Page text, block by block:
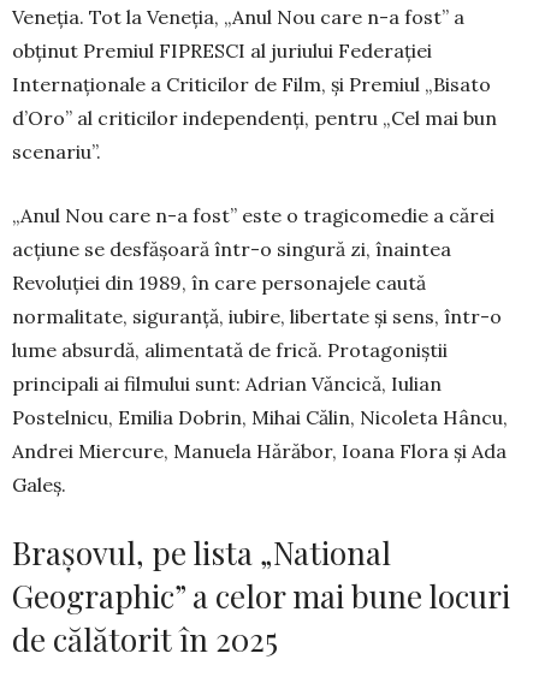
Veneția. Tot la Veneția, „Anul Nou care n-a fost” a
obținut Premiul FIPRESCI al juriului Federaţiei
Internaţionale a Criticilor de Film, şi Premiul „Bisato
d’Oro” al criticilor independenţi, pentru „Cel mai bun
scenariu”.
„Anul Nou care n-a fost” este o tragicomedie a că­rei
acţiune se desfăşoară într-o singură zi, înaintea
Revoluţiei din 1989, în care personajele caută
normalitate, siguranţă, iubire, libertate şi sens, într-o
lume absurdă, alimentată de frică. Protagoniştii
principali ai filmului sunt: Adrian Văncică, Iulian
Postelnicu, Emilia Dobrin, Mihai Călin, Nicoleta Hâncu,
Andrei Miercure, Manuela Hărăbor, Ioana Flora şi Ada
Galeş.
Brașovul, pe lista „National
Geographic” a celor mai bune locuri
de călătorit în 2025